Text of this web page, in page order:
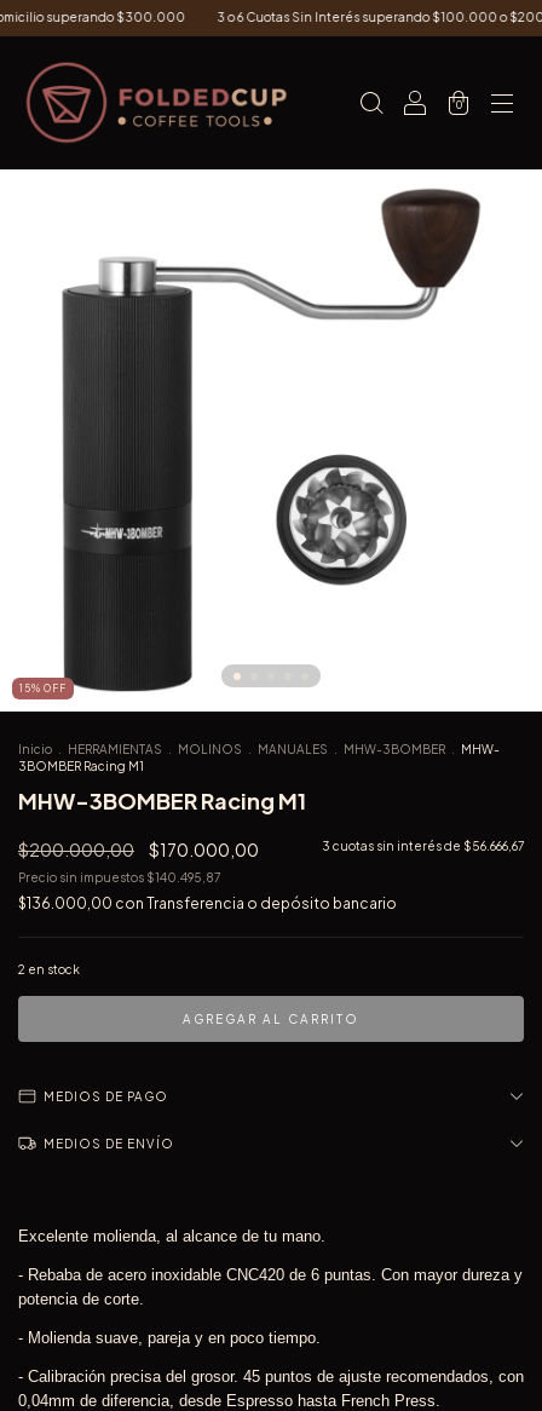
superando $300.000 3 o 6 Cuotas Sin Interés superando $100.000 o
0
15% OFF
Inicio HERRAMIENTAS MOLINOS MANUALES MHW-3BOMBER
MHW-
3BOMBER Racing M1
MHW-3BOMBER Racing M1
$200.000,00 $170.000,00 3 cuotas sin interés de $56.666,67
Precio sin impuestos $140.495,87
$136.000,00 con Transferencia o depósito bancario
2 en stock
MEDIOS DE PAGO
MEDIOS DE ENVÍO
Excelente molienda, al alcance de tu mano.
- Rebaba de acero inoxidable CNC420 de 6 puntas. Con mayor dureza y
potencia de corte.
- Molienda suave, pareja y en poco tiempo.
- Calibración precisa del grosor. 45 puntos de ajuste recomendados, con
0,04mm de diferencia, desde Espresso hasta French Press.